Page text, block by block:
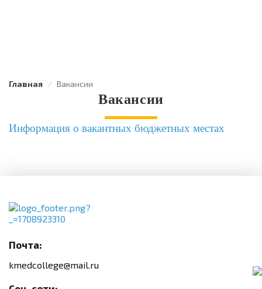
Главная Вакансии
Вакансии
Информация о вакантных бюджетных местах
Почта:
kmedcollege@mail.ru